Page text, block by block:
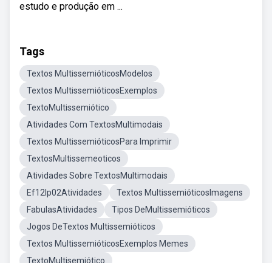
estudo e produção em ...
Tags
Textos MultissemióticosModelos
Textos MultissemióticosExemplos
TextoMultissemiótico
Atividades Com TextosMultimodais
Textos MultissemióticosPara Imprimir
TextosMultissemeoticos
Atividades Sobre TextosMultimodais
Ef12lp02Atividades
Textos MultissemióticosImagens
FabulasAtividades
Tipos DeMultissemióticos
Jogos DeTextos Multissemióticos
Textos MultissemióticosExemplos Memes
TextoMultisemiótico